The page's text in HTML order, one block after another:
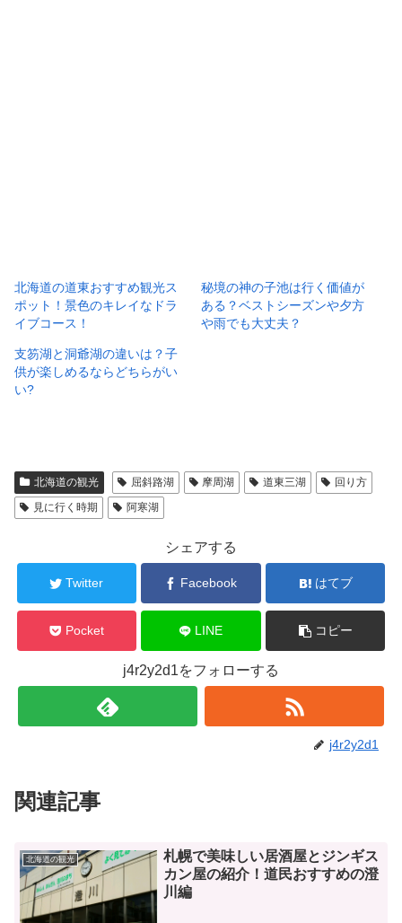
北海道の道東おすすめ観光ス
ポット！景色のキレイなドラ
イブコース！
秘境の神の子池は行く価値が
ある？ベストシーズンや夕方
や雨でも大丈夫？
支笏湖と洞爺湖の違いは？子
供が楽しめるならどちらがい
い?
北海道の観光 屈斜路湖 摩周湖 道東三湖
回り方
見に行く時期
阿寒湖
シェアする
Twitter Facebook はてブ
Pocket LINE コピー
j4r2y2d1をフォローする
j4r2y2d1
関連記事
北海道の観光
札幌で美味しい居酒屋とジンギス
カン屋の紹介！道民おすすめの澄
川編